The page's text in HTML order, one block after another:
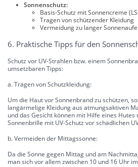
Sonnenschutz:
Basis-Schutz mit Sonnencreme
Tragen von schützender Kleidung
Vermeidung zu langer
6. Praktische Tipps für den
Schutz vor UV-Strahlen bzw. einem
umsetzbaren Tipps:
a. Tragen von Schutzkleidung:
Um die Haut vor Sonnenbrand zu schützen,
langärmelige Kleidung aus atmungsaktiven
und das Gesicht können mit Hilfe eines
Sonnenbrille mit UV-Schutz vor schädlichen
b. Vermeiden der Mittagssonne:
Da die Sonne gegen Mittag und am
man sich vor allem zwischen 10 und 16 Uhr